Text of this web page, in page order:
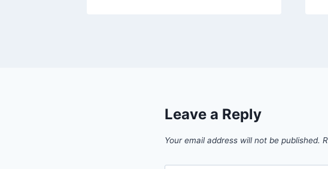
Leave a Reply
Your email address will not be published.